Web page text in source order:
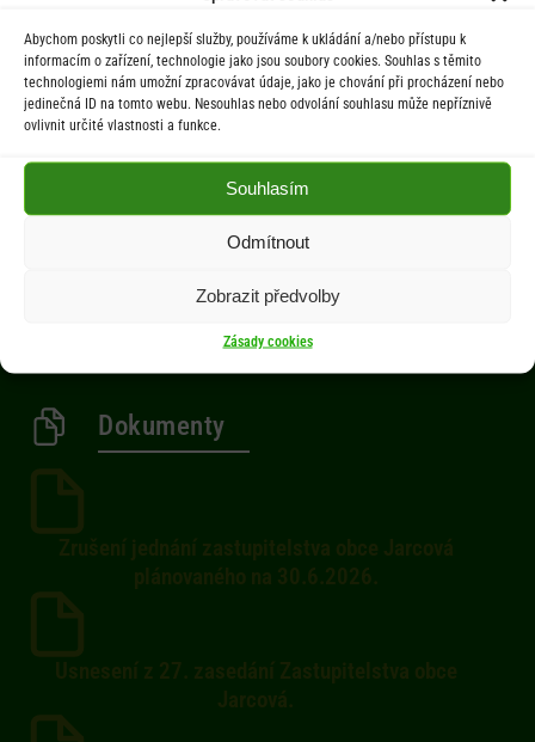
Abychom poskytli co nejlepší služby, používáme k ukládání a/nebo přístupu k
informacím o zařízení, technologie jako jsou soubory cookies. Souhlas s těmito
technologiemi nám umožní zpracovávat údaje, jako je chování při procházení nebo
jedinečná ID na tomto webu. Nesouhlas nebo odvolání souhlasu může nepříznivě
ovlivnit určité vlastnosti a funkce.
Souhlasím
Odmítnout
Zobrazit předvolby
Zásady cookies
Aktuální informace o počasí z meteostanice (Brňov) vzdálené 2km od
obce Jarcová.
Menu
Obec
Aktuality
Kontakty
Dokumenty